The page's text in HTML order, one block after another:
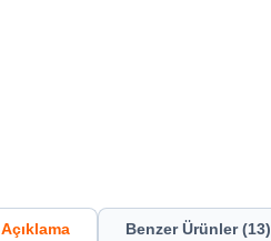
Açıklama Benzer Ürünler (13)